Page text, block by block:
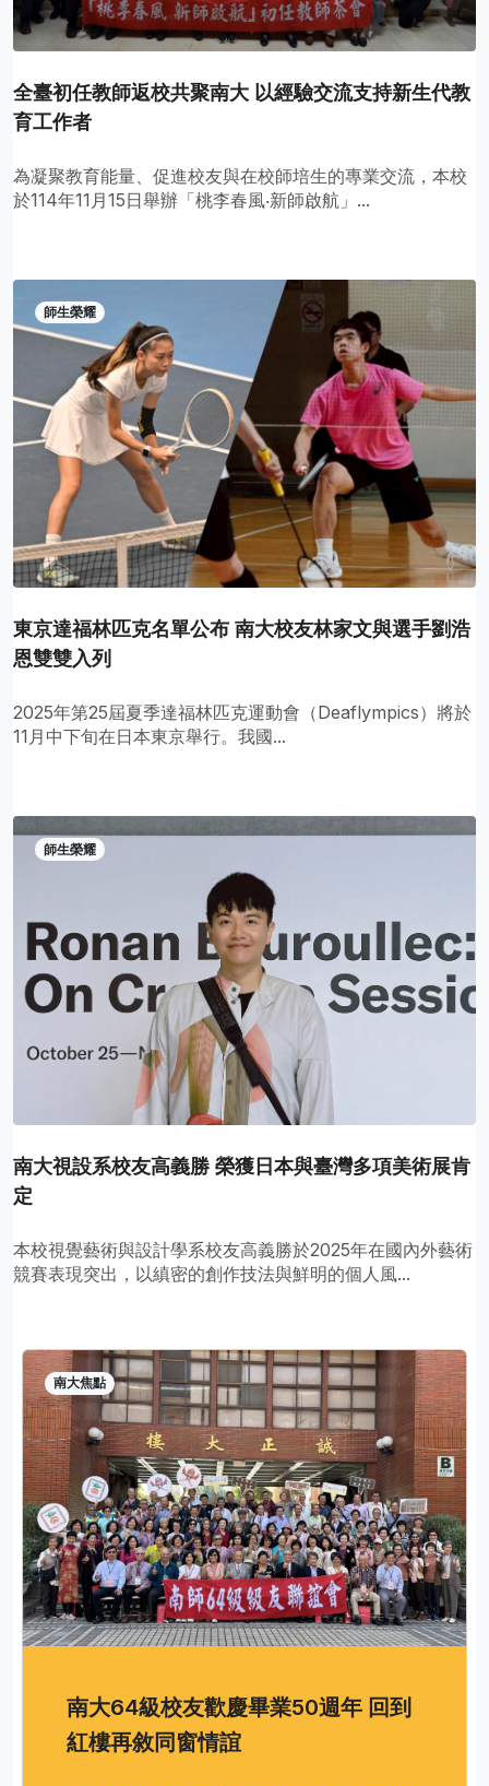
全臺初任教師返校共聚南大 以經驗交流支持新生代教
育工作者
為凝聚教育能量、促進校友與在校師培生的專業交流，本校
於114年11月15日舉辦「桃李春風‧新師啟航」...
師生榮耀
東京達福林匹克名單公布 南大校友林家文與選手劉浩
恩雙雙入列
2025年第25屆夏季達福林匹克運動會（Deaflympics）將於
11月中下旬在日本東京舉行。我國...
師生榮耀
南大視設系校友高義勝 榮獲日本與臺灣多項美術展肯
定
本校視覺藝術與設計學系校友高義勝於2025年在國內外藝術
競賽表現突出，以縝密的創作技法與鮮明的個人風...
南大焦點
南大64級校友歡慶畢業50週年 回到
紅樓再敘同窗情誼